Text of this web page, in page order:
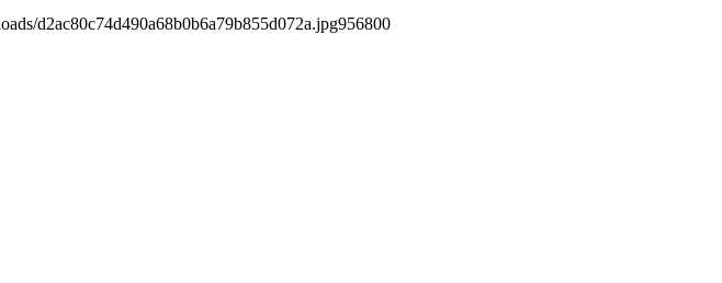
d2ac80c74d490a68b0b6a79b855d072a.jpg956800